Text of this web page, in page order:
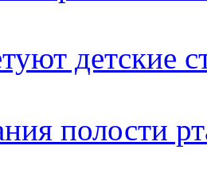
детские
полости